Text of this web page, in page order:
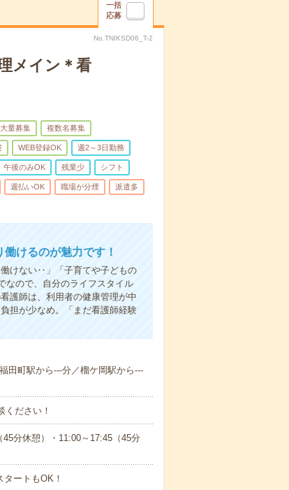
一括
応募
No.TNIKSD06_T-2
メイン＊看
量募集 複数名募集
WEB登録OK 週2～3日勤務
午後のみOK 残業少 シフト
週払いOK 職場が分煙 派遣多
けるのが魅力です！
けない‥」「子育てや子どもの
なので、自分のライフスタイル
護師は、利用者の健康管理が中
担が少なめ。「まだ看護師経験
田町駅から---分／榴ケ岡駅から---
ださい！
分休憩）・11:00～17:45（45分
ートもOK！